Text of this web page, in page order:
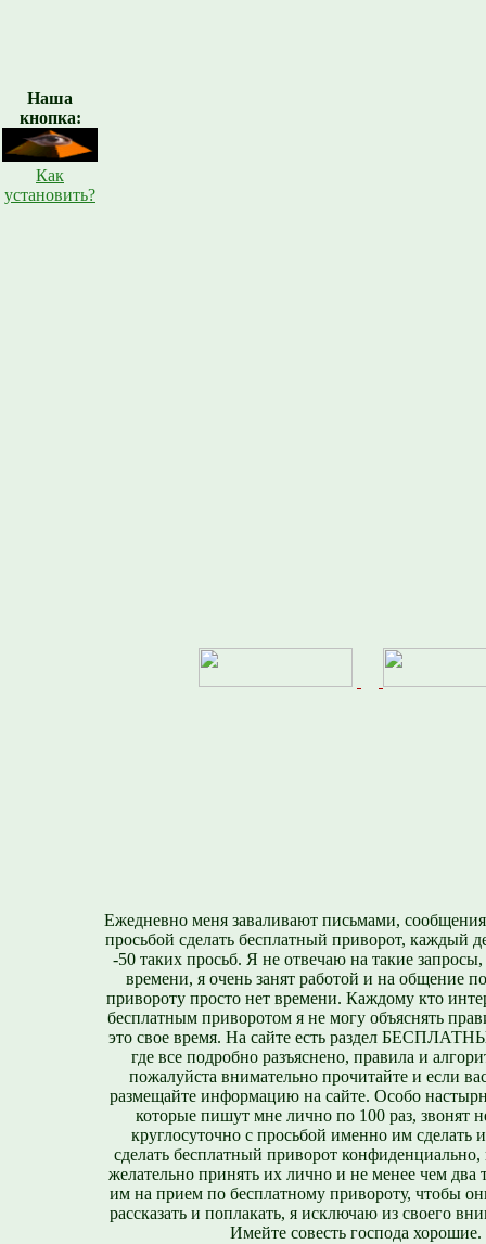
Наша
кнопка:
Как
установить?
Ежедневно меня заваливают письмами,
просьбой сделать бесплатный приворот, каждый
-50 таких просьб. Я не отвечаю на такие
времени, я очень занят работой и на общение
привороту просто нет времени. Каждому кто
бесплатным приворотом я не могу объяснять
это свое время. На сайте есть раздел
где все подробно разъяснено, правила и
пожалуйста внимательно прочитайте и если
размещайте информацию на сайте. Особо
которые пишут мне лично по 100 раз, звонят
круглосуточно с просьбой именно им сделать
сделать бесплатный приворот конфиденциально,
желательно принять их лично и не менее чем два
им на прием по бесплатному привороту, чтобы
рассказать и поплакать, я исключаю из своего
Имейте совесть господа хорошие.